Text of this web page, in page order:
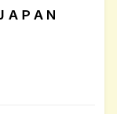
ＡＰＡＮ